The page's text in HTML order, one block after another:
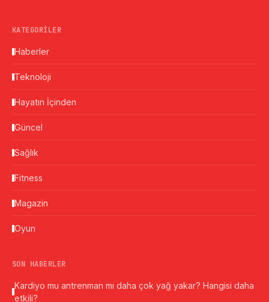
KATEGORILER
Haberler
Teknoloji
Hayatın İçinden
Güncel
Sağlık
Fitness
Magazin
Oyun
SON HABERLER
Kardiyo mu antrenman mı daha çok yağ yakar? Hangisi daha
etkili?